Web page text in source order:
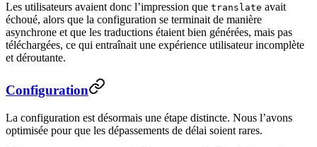
Les utilisateurs avaient donc l’impression que translate avait
échoué, alors que la configuration se terminait de manière
asynchrone et que les traductions étaient bien générées, mais pas
téléchargées, ce qui entraînait une expérience utilisateur incomplète
et déroutante.
Configuration
La configuration est désormais une étape distincte. Nous l’avons
optimisée pour que les dépassements de délai soient rares.